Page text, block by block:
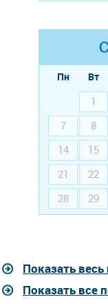
Пн Вт
1
7
8
14
15
21
22
28
29
Показать
Показать все